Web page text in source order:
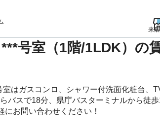
来
号室（1階/1LDK）の
はガスコンロ、シャワー付洗面化粧台、
バスで18分、県庁バスターミナルから徒
にお問い合わせください！